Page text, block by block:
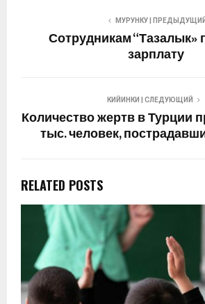
МУРУНКУ | ПРЕДЫДУЩИЙ
Сотрудникам “Тазалык»
зарплату
КИЙИНКИ | СЛЕДУЮЩИЙ
Количество жертв в Турции
тыс. человек,
RELATED POSTS